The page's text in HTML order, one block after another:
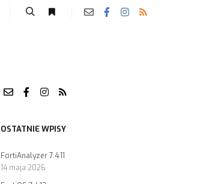
OSTATNIE WPISY
FortiAnalyzer 7.4.11
14 maja 2026